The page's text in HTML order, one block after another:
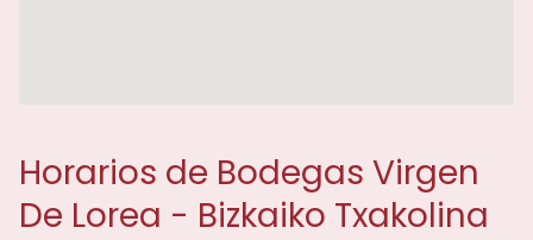
Horarios de Bodegas Virgen
De Lorea - Bizkaiko Txakolina